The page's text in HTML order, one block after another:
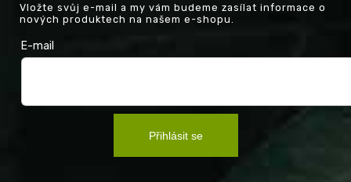
Vložte svůj e-mail a my vám budeme zasílat informace o
nových produktech na našem e-shopu.
E-mail
Přihlásit se